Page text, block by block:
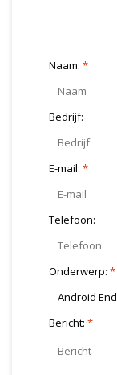
Naam: *
Bedrijf:
E-mail: *
Telefoon:
Onderwerp: *
Bericht: *